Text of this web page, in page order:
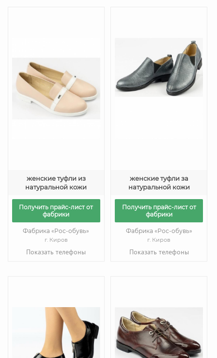
женские туфли из
натуральной кожи
Получить прайс-лист от
фабрики
Фабрика «Рос-обувь»
г. Киров
Показать телефоны
женские туфли за
натуральной кожи
Получить прайс-лист от
фабрики
Фабрика «Рос-обувь»
г. Киров
Показать телефоны